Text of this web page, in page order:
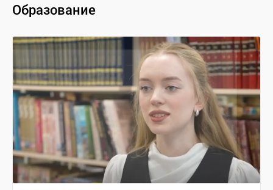
Образование